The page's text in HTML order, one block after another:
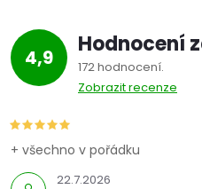
4,9 Hodnocení
172 hodnocení
Zobrazit recenze
22.7.2026
+ všechno v pořádku